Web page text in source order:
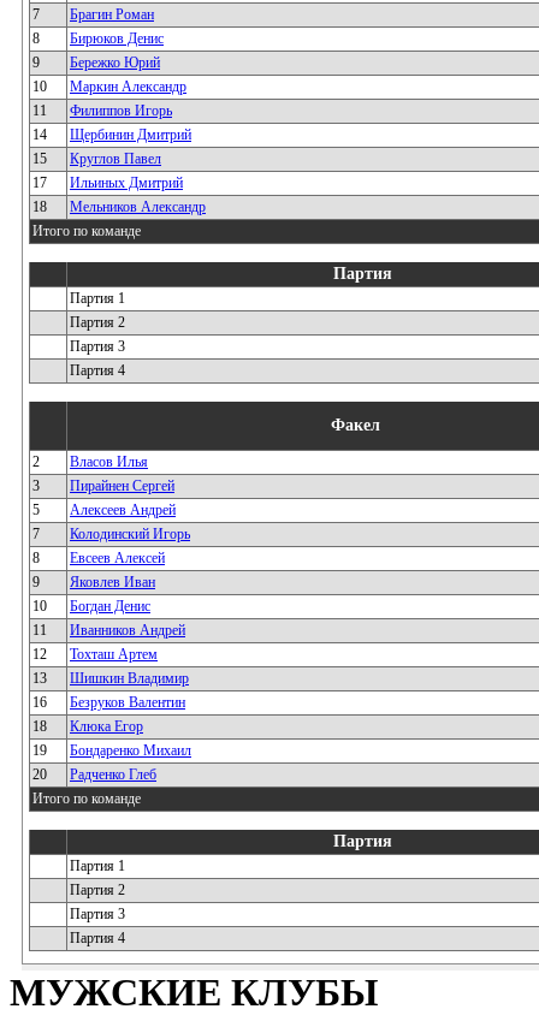
7
Брагин Роман
8
Бирюков Денис
9
Бережко Юрий
10
Маркин Александр
11
Филиппов Игорь
14
Щербинин Дмитрий
15
Круглов Павел
17
Ильиных Дмитрий
18
Мельников Александр
Итого по команде
Партия
Партия 1
Партия 2
Партия 3
Партия 4
Факел
2
Власов Илья
3
Пирайнен Сергей
5
Алексеев Андрей
7
Колодинский Игорь
8
Евсеев Алексей
9
Яковлев Иван
10
Богдан Денис
11
Иванников Андрей
12
Тохташ Артем
13
Шишкин Владимир
16
Безруков Валентин
18
Клюка Егор
19
Бондаренко Михаил
20
Радченко Глеб
Итого по команде
Партия
Партия 1
Партия 2
Партия 3
Партия 4
МУЖСКИЕ КЛУБЫ